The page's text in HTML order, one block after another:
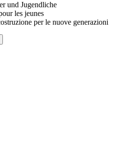
und Jugendliche
les jeunes
per le nuove generazioni